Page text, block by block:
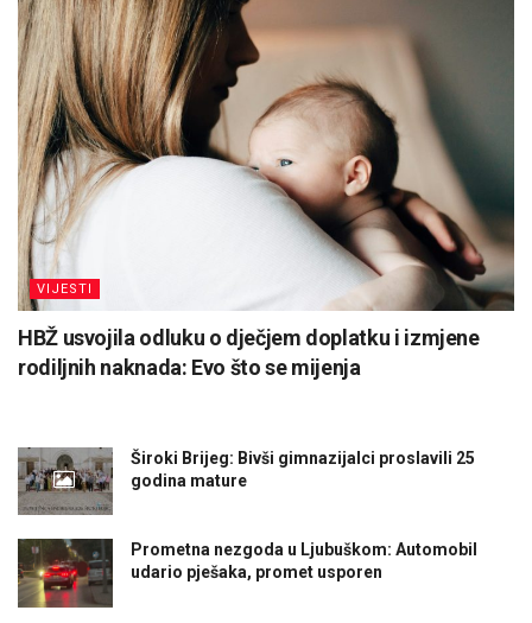
VIJESTI
HBŽ usvojila odluku o dječjem doplatku i izmjene
rodiljnih naknada: Evo što se mijenja
Široki Brijeg: Bivši gimnazijalci proslavili 25
godina mature
Prometna nezgoda u Ljubuškom: Automobil
udario pješaka, promet usporen